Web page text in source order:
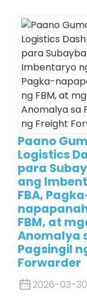
Paano
Logistics
para
ang
FBA,
FBM, at
Anomalya
Pagsingil
Forwarder
2026-03-30